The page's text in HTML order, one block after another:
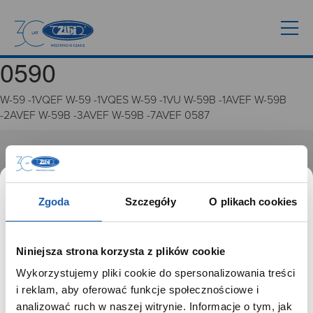
Zgoda Szczegóły O plikach cookies
Niniejsza strona korzysta z plików cookie
Wykorzystujemy pliki cookie do spersonalizowania treści
i reklam, aby oferować funkcje społecznościowe i
analizować ruch w naszej witrynie. Informacje o tym, jak
0590
W-59 -1VQEF W-59 -1VQES W-59 -1VU W-59B -1AVEF W-59B
-2AVEF W-59B -3AVEF W-59B -7AVEF 0587
GRUPA ZIBI
Misja, wizja i wartości Grupy Zibi
Ważne daty
Zgoda na ciasteczka
PRODUKTYSZANOWNY UŻYTKOWNIKU,
SZANOWNA UŻYTKOWNICZKO